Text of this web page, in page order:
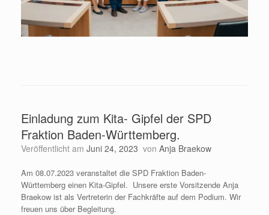
Einladung zum Kita- Gipfel der SPD
Fraktion Baden-Württemberg.
Veröffentlicht am Juni 24, 2023 von Anja Braekow
Am 08.07.2023 veranstaltet die SPD Fraktion Baden-
Württemberg einen Kita-Gipfel. Unsere erste Vorsitzende Anja
Braekow ist als Vertreterin der Fachkräfte auf dem Podium. Wir
freuen uns über Begleitung.